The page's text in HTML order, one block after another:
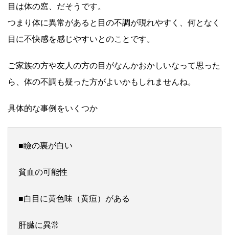
目は体の窓、だそうです。
つまり体に異常があると目の不調が現れやすく、何となく
目に不快感を感じやすいとのことです。
ご家族の方や友人の方の目がなんかおかしいなって思った
ら、体の不調も疑った方がよいかもしれませんね。
具体的な事例をいくつか
■瞼の裏が白い
貧血の可能性
■白目に黄色味（黄疸）がある
肝臓に異常